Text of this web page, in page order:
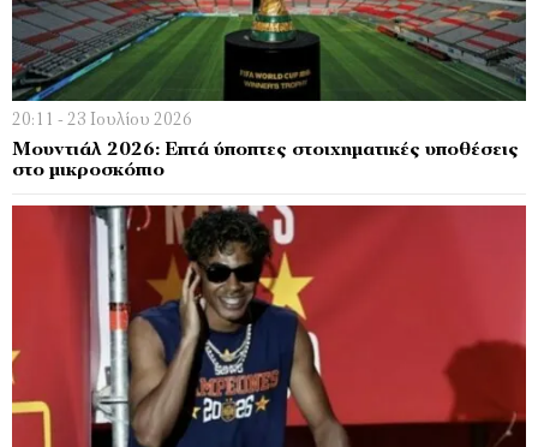
20:11 - 23 Ιουλίου 2026
Μουντιάλ 2026: Επτά ύποπτες στοιχηματικές υποθέσεις
στο μικροσκόπιο